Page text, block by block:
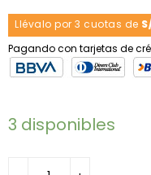
Llévalo por 3 cuotas de
Pagando con tarjetas de
3 disponibles